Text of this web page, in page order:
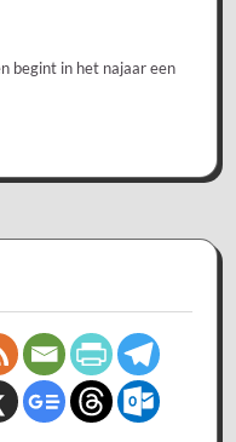
begint in het najaar een